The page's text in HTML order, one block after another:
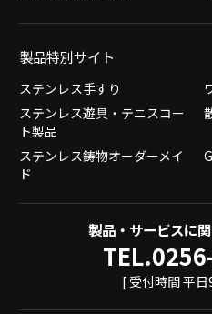
製品特別サイト
ステンレス手すり
ステンレス遊具・テニスコー
ト製品
ステンレス鋳物オーダーメイ
ド
製品・サービスに
[ 受付時間 平